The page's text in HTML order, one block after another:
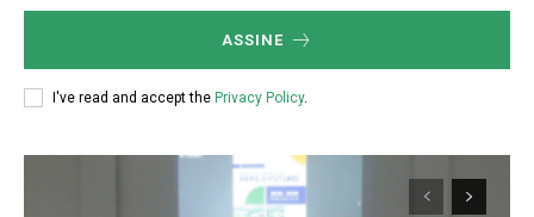
ASSINE
I've read and accept the Privacy Policy.